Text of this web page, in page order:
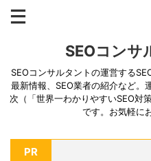
SEOコンサ
SEOコンサルタントの運営する
最新情報、SEO業者の紹介など。
次（「世界一わかりやすいSEO対
です。お気軽に
PR